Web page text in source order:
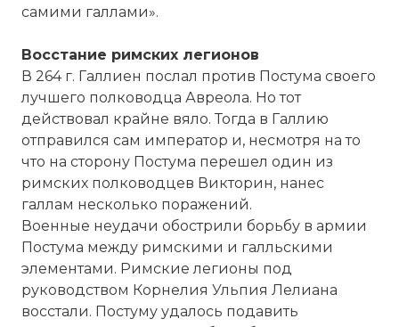
самими галлами».
Восстание римских легионов
В 264 г. Галлиен послал против Постума своего
лучшего полководца Авреола. Но тот
действовал крайне вяло. Тогда в Галлию
отправился сам император и, несмотря на то
что на сторону Постума перешел один из
римских полководцев Викторин, нанес
галлам несколько поражений.
Военные неудачи обострили борьбу в армии
Постума между римскими и галльскими
элементами. Римские легионы под
руководством Корнелия Ульпия Лелиана
восстали. Постуму удалось подавить
☓